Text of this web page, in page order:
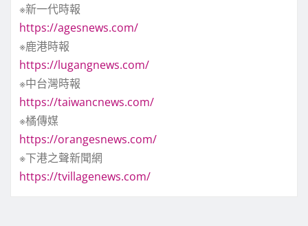
※新一代時報
https://agesnews.com/
※鹿港時報
https://lugangnews.com/
※中台灣時報
https://taiwancnews.com/
※橘傳媒
https://orangesnews.com/
※下港之聲新聞網
https://tvillagenews.com/